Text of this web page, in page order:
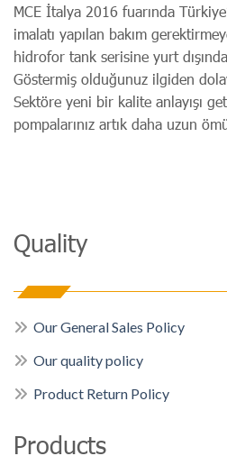
MCE İtalya 2016 fuarında
imalatı yapılan bakım
hidrofor tank serisine yurt
Göstermiş olduğunuz ilgiden
Sektöre yeni bir kalite anlayışı
pompalarınız artık daha uzun
Quality
Our General Sales Policy
Our quality policy
Product Return Policy
Products